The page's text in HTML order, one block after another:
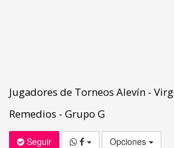
Jugadores de Torneos Alevín -
Remedios - Grupo G
Seguir Opciones